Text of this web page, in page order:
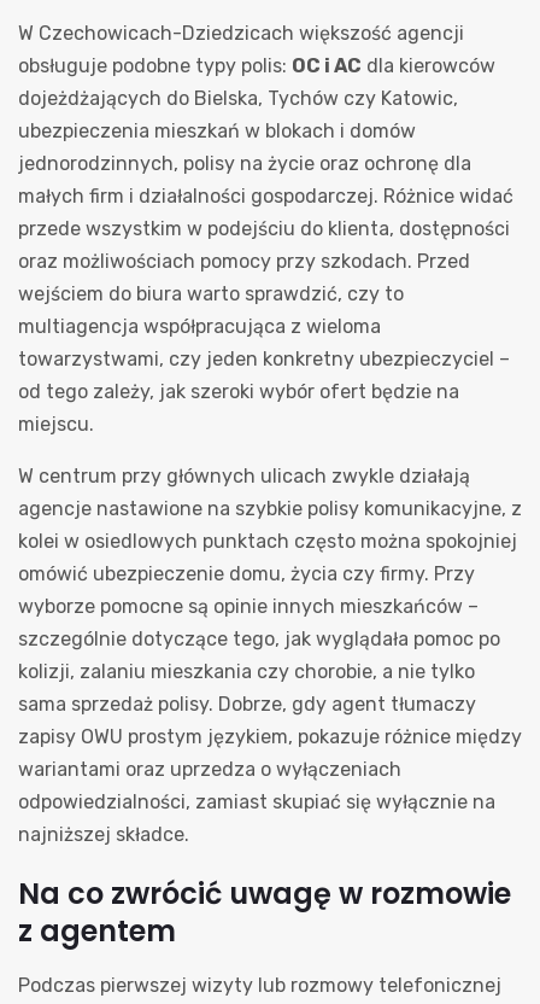
W Czechowicach-Dziedzicach większość agencji
obsługuje podobne typy polis: OC i AC dla kierowców
dojeżdżających do Bielska, Tychów czy Katowic,
ubezpieczenia mieszkań w blokach i domów
jednorodzinnych, polisy na życie oraz ochronę dla
małych firm i działalności gospodarczej. Różnice widać
przede wszystkim w podejściu do klienta, dostępności
oraz możliwościach pomocy przy szkodach. Przed
wejściem do biura warto sprawdzić, czy to
multiagencja współpracująca z wieloma
towarzystwami, czy jeden konkretny ubezpieczyciel –
od tego zależy, jak szeroki wybór ofert będzie na
miejscu.
W centrum przy głównych ulicach zwykle działają
agencje nastawione na szybkie polisy komunikacyjne, z
kolei w osiedlowych punktach często można spokojniej
omówić ubezpieczenie domu, życia czy firmy. Przy
wyborze pomocne są opinie innych mieszkańców –
szczególnie dotyczące tego, jak wyglądała pomoc po
kolizji, zalaniu mieszkania czy chorobie, a nie tylko
sama sprzedaż polisy. Dobrze, gdy agent tłumaczy
zapisy OWU prostym językiem, pokazuje różnice między
wariantami oraz uprzedza o wyłączeniach
odpowiedzialności, zamiast skupiać się wyłącznie na
najniższej składce.
Na co zwrócić uwagę w rozmowie
z agentem
Podczas pierwszej wizyty lub rozmowy telefonicznej